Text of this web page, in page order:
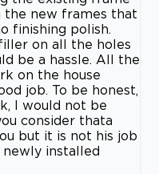
the new frames that
finishing polish.
on all the holes
be a hassle. All the
on the house
job. To be honest,
I would not be
consider thata
but it is not his job
installed